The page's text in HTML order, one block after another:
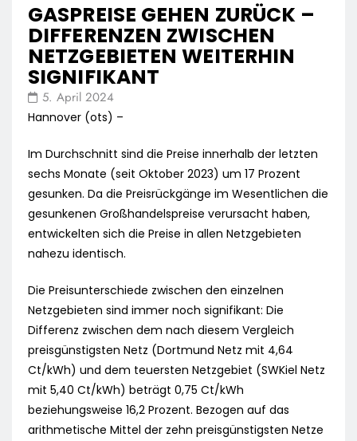
GASPREISE GEHEN ZURÜCK –
DIFFERENZEN ZWISCHEN
NETZGEBIETEN WEITERHIN
SIGNIFIKANT
5. April 2024
Hannover (ots) –
Im Durchschnitt sind die Preise innerhalb der letzten
sechs Monate (seit Oktober 2023) um 17 Prozent
gesunken. Da die Preisrückgänge im Wesentlichen die
gesunkenen Großhandelspreise verursacht haben,
entwickelten sich die Preise in allen Netzgebieten
nahezu identisch.
Die Preisunterschiede zwischen den einzelnen
Netzgebieten sind immer noch signifikant: Die
Differenz zwischen dem nach diesem Vergleich
preisgünstigsten Netz (Dortmund Netz mit 4,64
Ct/kWh) und dem teuersten Netzgebiet (SWKiel Netz
mit 5,40 Ct/kWh) beträgt 0,75 Ct/kWh
beziehungsweise 16,2 Prozent. Bezogen auf das
arithmetische Mittel der zehn preisgünstigsten Netze